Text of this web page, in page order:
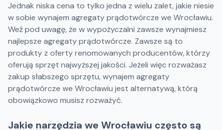
Jednak niska cena to tylko jedna z wielu zalet, jakie niesie
w sobie wynajem agregaty prądotwórcze we Wrocławiu.
Weź pod uwagę, że w wypożyczalni zawsze wynajmiesz
najlepsze agregaty prądotwórcze. Zawsze są to
produkty z oferty renomowanych producentów, którzy
oferują sprzęt najwyższej jakości. Jeżeli więc rozważasz
zakup słabszego sprzętu, wynajem agregaty
prądotwórcze we Wrocławiu jest alternatywą, którą
obowiązkowo musisz rozważyć.
Jakie narzędzia we Wrocławiu często są